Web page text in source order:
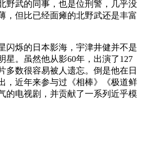
野武的同事，也是位刑警，几乎没
，但比已经面瘫的北野武还是丰富
烁的日本影海，宇津井健并不是
星。虽然他从影60年，出演了127
多数很容易被人遗忘。倒是他在日
，近年来参与过《相棒》《极道鲜
的电视剧，并贡献了一系列近乎模